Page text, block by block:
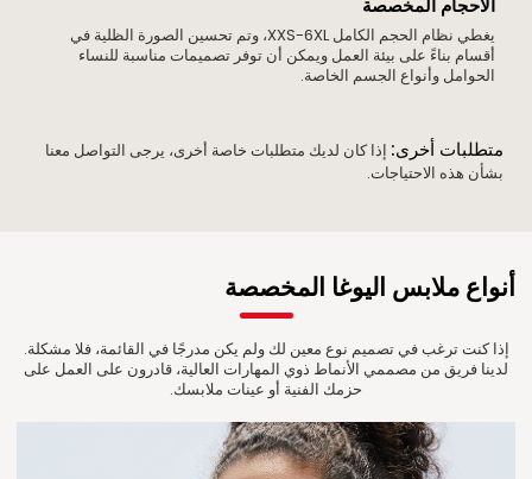
الأحجام المخصصة
يغطي نظام الحجم الكامل XXS-6XL، وتم تحسين الصورة الظلية في
أقسام بناءً على بيئة العمل ويمكن أن توفر تصميمات مناسبة للنساء
الحوامل وأنواع الجسم الخاصة.
متطلبات أخرى: إذا كان لديك متطلبات خاصة أخرى، يرجى التواصل معنا
بشأن هذه الاحتياجات.
أنواع ملابس اليوغا المخصصة
إذا كنت ترغب في تصميم نوع معين لك ولم يكن مدرجًا في القائمة، فلا مشكلة.
لدينا فريق من مصممي الأنماط ذوي المهارات العالية، قادرون على العمل على
حزمك الفنية أو عينات ملابسك.